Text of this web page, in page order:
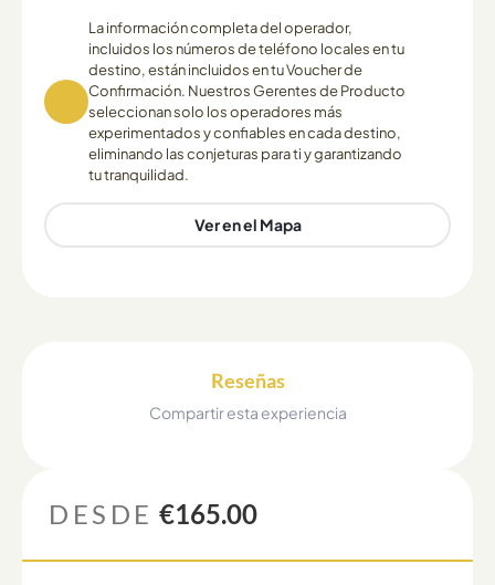
La información completa del operador,
incluidos los números de teléfono locales en tu
destino, están incluidos en tu Voucher de
Confirmación. Nuestros Gerentes de Producto
seleccionan solo los operadores más
experimentados y confiables en cada destino,
eliminando las conjeturas para ti y garantizando
tu tranquilidad.
Ver en el Mapa
Reseñas
Compartir esta experiencia
DESDE €165.00